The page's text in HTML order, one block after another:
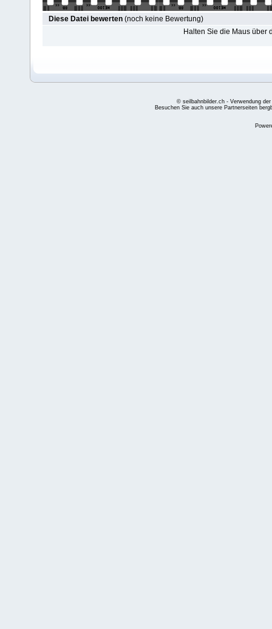
Diese Datei bewerten (noch keine Bewertung)
Halten Sie die Maus über
© seilbahnbilder.ch - Verwendung
Besuchen Sie auch unsere Partnerseiten